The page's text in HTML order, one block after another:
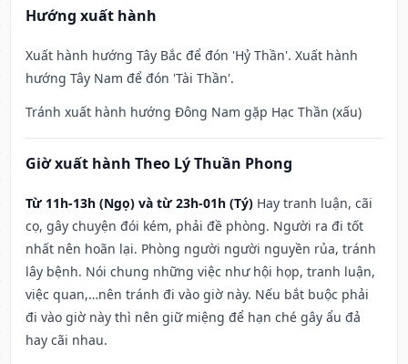
Hướng xuất hành
Xuất hành hướng Tây Bắc để đón 'Hỷ Thần'. Xuất hành
hướng Tây Nam để đón 'Tài Thần'.
Tránh xuất hành hướng Đông Nam gặp Hạc Thần (xấu)
Giờ xuất hành Theo Lý Thuần Phong
Từ 11h-13h (Ngọ) và từ 23h-01h (Tý) Hay tranh luận, cãi
cọ, gây chuyện đói kém, phải đề phòng. Người ra đi tốt
nhất nên hoãn lại. Phòng người người nguyền rủa, tránh
lây bệnh. Nói chung những việc như hội họp, tranh luận,
việc quan,…nên tránh đi vào giờ này. Nếu bắt buộc phải
đi vào giờ này thì nên giữ miệng để hạn ché gây ẩu đả
hay cãi nhau.